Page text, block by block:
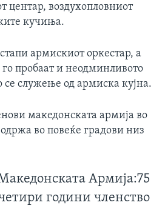
центар, воздухопловниот
кучиња.
армискиот оркестар, а
пробаат и неодминливото
се служење од армиска кујна.
македонската армија во
во повеќе градови низ
Армија:75
години членство